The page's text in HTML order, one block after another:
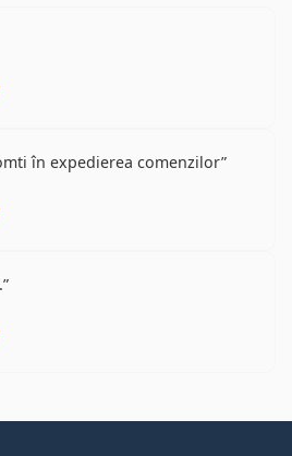
în expedierea comenzilor